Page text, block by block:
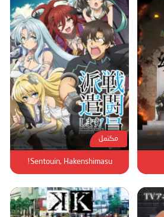
مكتمل
Sentouin, Hakenshimasu!